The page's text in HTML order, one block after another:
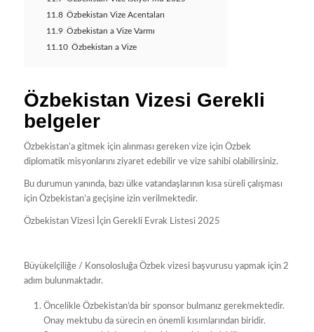
11.8 Özbekistan Vize Acentaları
11.9 Özbekistan a Vize Varmı
11.10 Özbekistan a Vize
Özbekistan Vizesi Gerekli
belgeler
Özbekistan’a gitmek için alınması gereken vize için Özbek
diplomatik misyonlarını ziyaret edebilir ve vize sahibi olabilirsiniz.
Bu durumun yanında, bazı ülke vatandaşlarının kısa süreli çalışması
için Özbekistan’a geçişine izin verilmektedir.
Özbekistan Vizesi İçin Gerekli Evrak Listesi 2025
Büyükelçiliğe / Konsolosluğa Özbek vizesi başvurusu yapmak için 2
adım bulunmaktadır.
Öncelikle Özbekistan’da bir sponsor bulmanız gerekmektedir.
Onay mektubu da sürecin en önemli kısımlarından biridir.